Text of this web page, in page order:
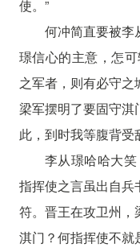
使。”
何冲简直要被李
璟信心的主意，怎
之军者，则有必守之
梁军摆明了要固守淇
此，到时我等腹背受
李从璟哈哈大
指挥使之言虽出自兵
符。晋王在攻卫州，
淇门？何指挥使不